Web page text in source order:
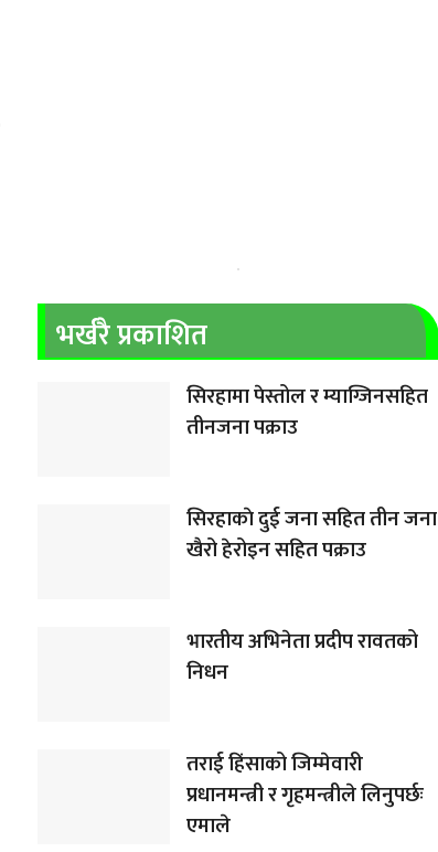
भर्खरै प्रकाशित
सिरहामा पेस्तोल र म्याग्जिनसहित
तीनजना पक्राउ
सिरहाकाे दुई जना सहित तीन जना
खैरो हेरोइन सहित पक्राउ
भारतीय अभिनेता प्रदीप रावतको
निधन
तराई हिंसाको जिम्मेवारी
प्रधानमन्त्री र गृहमन्त्रीले लिनुपर्छः
एमाले